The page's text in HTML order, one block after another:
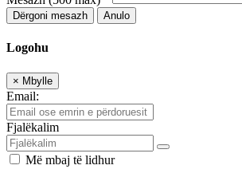
Dërgoni mesazh
Anulo
Logohu
× Mbylle
Email:
Fjalëkalim
Më mbaj të lidhur